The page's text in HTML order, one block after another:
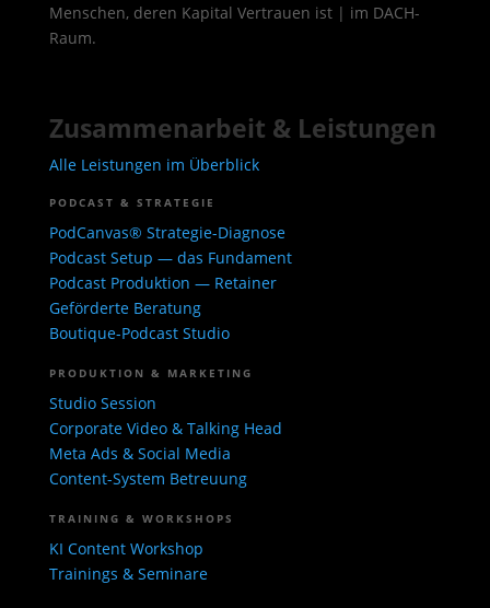
Menschen, deren Kapital Vertrauen ist | im DACH-
Raum.
Zusammenarbeit & Leistungen
Alle Leistungen im Überblick
PODCAST & STRATEGIE
PodCanvas® Strategie-Diagnose
Podcast Setup — das Fundament
Podcast Produktion — Retainer
Geförderte Beratung
Boutique-Podcast Studio
PRODUKTION & MARKETING
Studio Session
Corporate Video & Talking Head
Meta Ads & Social Media
Content-System Betreuung
TRAINING & WORKSHOPS
KI Content Workshop
Trainings & Seminare